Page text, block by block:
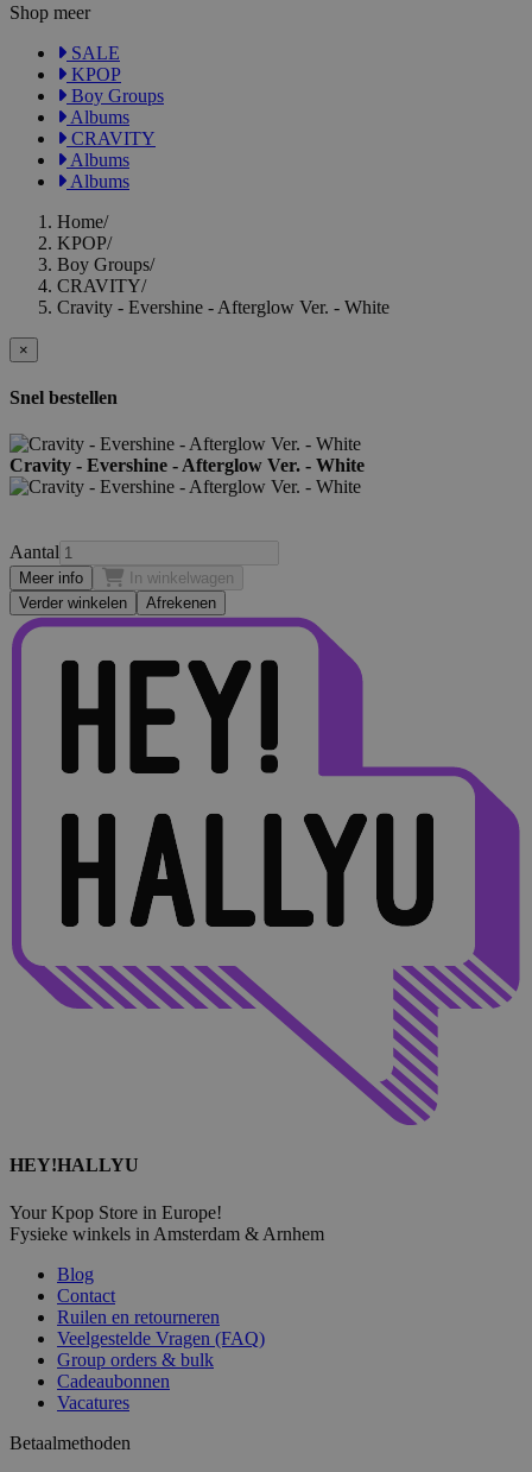
Shop meer
SALE
KPOP
Boy Groups
Albums
CRAVITY
Albums
Albums
Home/
KPOP/
Boy Groups/
CRAVITY/
Cravity - Evershine - Afterglow Ver. - White
×
Snel bestellen
Cravity - Evershine - Afterglow Ver. - White
Aantal
Meer info
In winkelwagen
Verder winkelen
Afrekenen
HEY!HALLYU
Your Kpop Store in Europe!
Fysieke winkels in Amsterdam & Arnhem
Blog
Contact
Ruilen en retourneren
Veelgestelde Vragen (FAQ)
Group orders & bulk
Cadeaubonnen
Vacatures
Betaalmethoden